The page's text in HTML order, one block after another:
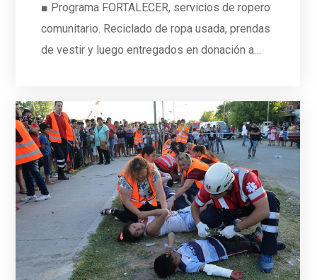
■ Programa FORTALECER, servicios de ropero
comunitario. Reciclado de ropa usada, prendas
de vestir y luego entregados en donación a…